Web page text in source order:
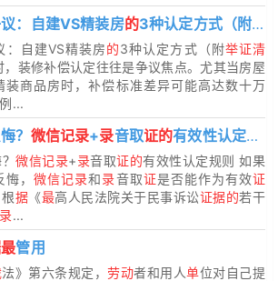
：自建VS精装房的3种认定方式（附举
：自建VS精装房的3种认定方式（附举证清
装修补偿认定往往是争议焦点。尤其当房屋
装商品房时，补偿标准差异可能高达数十万
...
？ 微信记录+录音取证的有效性认定规则
微信记录+录音取证的有效性认定规则 如果
悔，微信记录和录音取证是否能作为有效证
据 《最高人民法院关于民事诉讼证据的若干
...
管用
法》第六条规定，劳动者和用人单位对自己提